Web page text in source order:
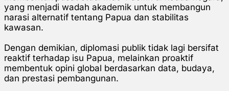
yang menjadi wadah akademik untuk membangun
narasi alternatif tentang Papua dan stabilitas
kawasan.
Dengan demikian, diplomasi publik tidak lagi bersifat
reaktif terhadap isu Papua, melainkan proaktif
membentuk opini global berdasarkan data, budaya,
dan prestasi pembangunan.